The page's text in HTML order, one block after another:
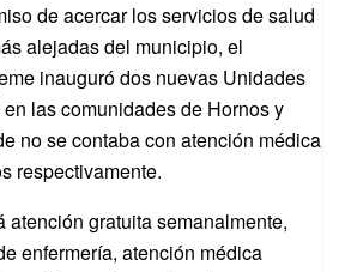
de acercar los servicios de salud
alejadas del municipio, el
inauguró dos nuevas Unidades
las comunidades de Hornos y
no se contaba con atención médica
respectivamente.
atención gratuita semanalmente,
enfermería, atención médica